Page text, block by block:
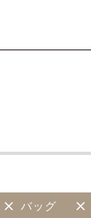
バッグ